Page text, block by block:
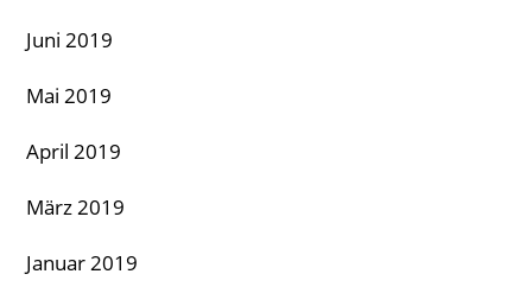
Juni 2019
Mai 2019
April 2019
März 2019
Januar 2019